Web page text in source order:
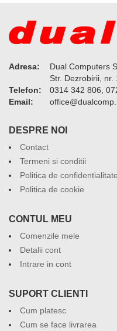
Adresa:
Dual Computers
Str. Dezrobirii,
Telefon:
0314 342 806,
Email:
DESPRE NOI
Contact
Termeni si conditii
Politica de confidentialitate
Politica de cookie
CONTUL MEU
Comenzile mele
Detalii cont
Intrare in cont
SUPORT CLIENTI
Cum platesc
Cum se face livrarea